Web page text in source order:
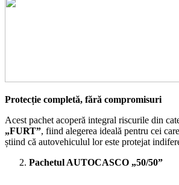
Protecție completă, fără compromisuri
Acest pachet acoperă integral riscurile din
„FURT”, fiind alegerea ideală pentru cei
știind că autovehiculul lor este protejat
Pachetul AUTOCASCO „50/50”